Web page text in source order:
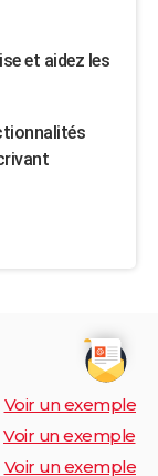
et aidez les
Voir un exemple
Voir un exemple
Voir un exemple